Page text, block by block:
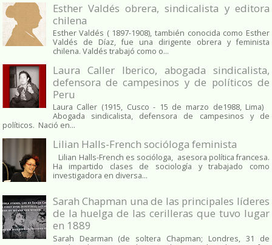
Esther Valdés obrera, sindicalista y editora
chilena
Esther Valdés ( 1897-1908), también conocida como Esther
Valdés de Díaz, fue una dirigente obrera y feminista
chilena. Valdés trabajó como o...
Laura Caller Iberico, abogada sindicalista,
defensora de campesinos y de políticos de
Peru
Laura Caller (1915, Cusco - 15 de marzo de1988, Lima)
Abogada sindicalista, defensora de campesinos y de
políticos. Nació en...
Lilian Halls-French socióloga feminista
Lilian Halls-French es socióloga, asesora política francesa.
Ha impartido clases de sociología y trabajado como
investigadora en diversa...
Sarah Chapman una de las principales líderes
de la huelga de las cerilleras que tuvo lugar
en 1889
Sarah Dearman (de soltera Chapman; Londres, 31 de